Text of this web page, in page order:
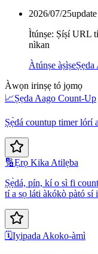
2026/07/25
Ìtúnṣe: Ṣíṣí URL
nìkan
Àtúnṣe àṣìṣe
Àwọn irinṣẹ tó jọmọ
📈Ṣẹda Aago Count-Up
Ṣẹ̀dá countup timer lórí
🔢Ẹrọ Kika Atilẹba
Ṣẹ̀dá, pín, kí o sì fi
tí a sọ láti àkókò pàtó sí
🗓️Iyipada Akoko-àmì